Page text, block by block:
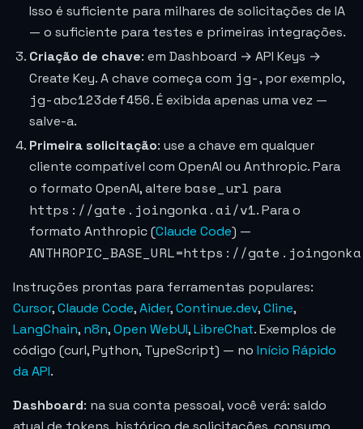
Isso é suficiente para milhares de solicitações de IA
— o suficiente para testes e primeiras integrações.
Criação de chave: em Dashboard → API Keys →
Create Key. A chave começa com jg-, por exemplo,
jg-abc123def456. É exibida apenas uma vez —
salve-a.
Primeira solicitação: use a chave em qualquer
cliente compatível com OpenAI ou Anthropic. Para
o formato OpenAI, altere base_url para
https://gate.joingonka.ai/v1. Para o
formato Anthropic (Claude Code) —
ANTHROPIC_BASE_URL=https://
Instruções prontas para ferramentas populares:
Cursor,Claude Code,Aider,Continue.dev,Cline,
LangChain, n8n,Open WebUI,LibreChat. Exemplos de
código (curl, Python, TypeScript) — no Início Rápido
da API.
Dashboard: na sua conta pessoal, você verá: saldo